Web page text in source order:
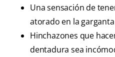
Una sensación de
atorado en la garganta
Hinchazones que
dentadura sea